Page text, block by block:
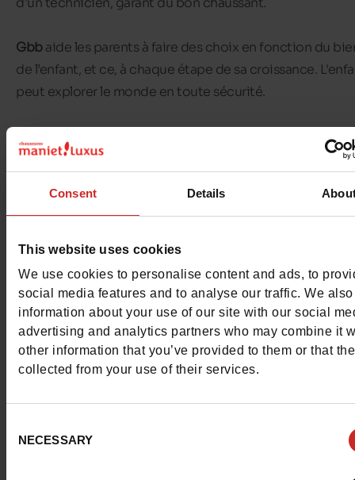
Consent Details
This website uses cookies
We use cookies to personalise content and ads, to
social media features and to analyse our traffic. We
information about your use of our site with our social
advertising and analytics partners who may combine it
other information that you’ve provided to them or that
collected from your use of their services.
Selection
NECESSARY
Gbbaide les parents à faire des choix en fonction du
de l’enfant, et ce, à chaque étape de sa croissance.
peut explorer le monde en toute sécurité.
Au programme : des couleurs, de la mode, de la
l'espièglerie… et des chaussures en cuir, souples et
petons et vous permettre de leur concocter de petits
croquer !
Séduit par cette créativité ?Chaussures Maniet ! Luxus
propose une splendide sélection de modèles pour filles
garçons.